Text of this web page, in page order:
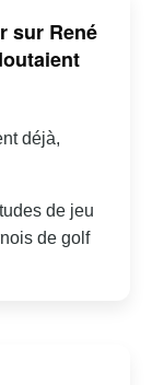
sur René
déjà,
de jeu
de golf